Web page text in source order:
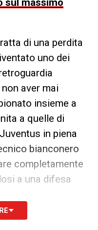
di una perdita
uno dei
aver mai
insieme a
a quelle di
in piena
bianconero
completamente
a una difesa
la Juve dovrebbe